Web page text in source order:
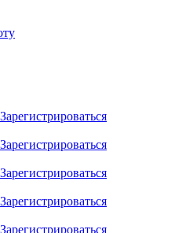
Зарегистрироваться
Зарегистрироваться
Зарегистрироваться
Зарегистрироваться
Зарегистрироваться